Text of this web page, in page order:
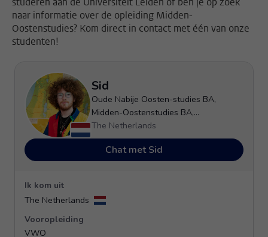
naar informatie over de opleiding Midden-
Oostenstudies? Kom direct in contact met één van onze
studenten!